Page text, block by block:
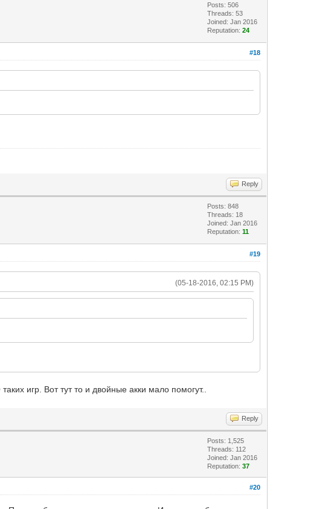
Posts: 506
Threads: 53
Joined: Jan 2016
Reputation:24
#18
Reply
Posts: 848
Threads: 18
Joined: Jan 2016
Reputation:11
#19
(05-18-2016, 02:15 PM)
игр. Вот тут то и двойные акки мало помогут..
Reply
Posts: 1,525
Threads: 112
Joined: Jan 2016
Reputation:37
#20